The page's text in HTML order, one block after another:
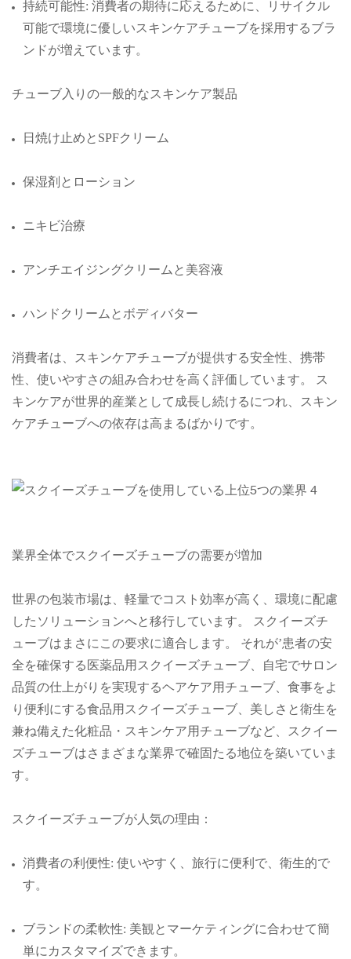
持続可能性: 消費者の期待に応えるために、リサイクル
可能で環境に優しいスキンケアチューブを採用するブラ
ンドが増えています。
チューブ入りの一般的なスキンケア製品
日焼け止めとSPFクリーム
保湿剤とローション
ニキビ治療
アンチエイジングクリームと美容液
ハンドクリームとボディバター
消費者は、スキンケアチューブが提供する安全性、携帯
性、使いやすさの組み合わせを高く評価しています。 ス
キンケアが世界的産業として成長し続けるにつれ、スキン
ケアチューブへの依存は高まるばかりです。
業界全体でスクイーズチューブの需要が増加
世界の包装市場は、軽量でコスト効率が高く、環境に配慮
したソリューションへと移行しています。 スクイーズチ
ューブはまさにこの要求に適合します。 それが’患者の安
全を確保する医薬品用スクイーズチューブ、自宅でサロン
品質の仕上がりを実現するヘアケア用チューブ、食事をよ
り便利にする食品用スクイーズチューブ、美しさと衛生を
兼ね備えた化粧品・スキンケア用チューブなど、スクイー
ズチューブはさまざまな業界で確固たる地位を築いていま
す。
スクイーズチューブが人気の理由：
消費者の利便性: 使いやすく、旅行に便利で、衛生的で
す。
ブランドの柔軟性: 美観とマーケティングに合わせて簡
単にカスタマイズできます。